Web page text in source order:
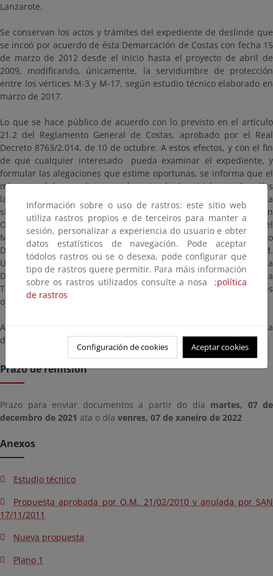
Lanzarote.
Se conservan los actos y trámites del expediente de deslinde que
se incoó por acuerdo de ésta Demarcación de Costas con fecha 15
de marzo de 2012 desde el inicio hasta el proyecto de abril de
2009, modificando, únicamente, la servidumbre de protección
entre los vértices M-3 y M-17, según estudio técnico elaborado en
marzo de 2017.
Lo que se hace público de acuerdo con lo previsto en el artículo
21.2 del Reglamento General de Costas, aprobado por el Real
Decreto 8763/2.014, de 10 de octubre. A estos efectos, y con el fin
de que cualquier interesado pueda examinar el expediente, y
formular las alegaciones que estime oportunas, se informa que el
mismo podrá consultarse en horario de 9 a 14 horas, los días
laborables y durante el plazo de un mes (contado a partir del día
siguiente a la publicación del presente anuncio en el Boletín
Oficial de Las Palmas), en la Dirección General de la Costa y el
Mar, del Ministerio para Transición Ecológica y el Reto
Demográfico, en la Plaza de San Juan de La Cruz, 10, en Madrid.
Una copia del expediente se encuentra en las Dependencias de la
Demarcación de Costas de Canarias, situadas en la Explanada
Tomás Quevedo s/n, 35008 Las Palmas de Gran Canaria y en las
oficinas sitas en la calle Juan de Quesada, 35, 35500, Arrecife.
Asimismo, se informa que se tendrá acceso a una copia de la
documentación en esta página:
Prazo de remisión
Prazo para enviar documentos a partir do día martes, 07 de
decembro de 2021 ata o día venres, 07 de xaneiro de 2022
Anexos
Estudio técnico
Propuesta aprobada por O.M. 21/02/2010 y anulada por SAN
17/11/2011
Nueva propuesta
Plano 1
Información sobre o uso de rastros: este sitio web
utiliza rastros propios e de terceiros para manter a
sesión, personalizar a experiencia do usuario e obter
datos estatísticos de navegación. Pode aceptar
tódolos rastros ou se o desexa, pode configurar que
tipo de rastros quere permitir. Para máis información
sobre os rastros utilizados consulte a nosa ;política
de rastros
Configuración de cookies Aceptar cookies